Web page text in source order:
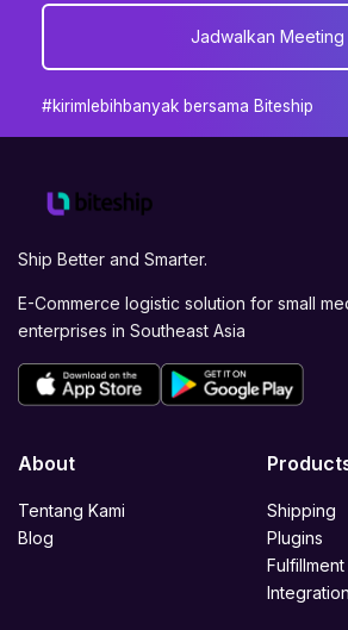
Jadwalkan Meeting
#kirimlebihbanyak bersama Biteship
Ship Better and Smarter.
E-Commerce logistic solution for small
enterprises in Southeast Asia
About
Tentang Kami
Blog
Shipping
Plugins
Fulfillment
Integration